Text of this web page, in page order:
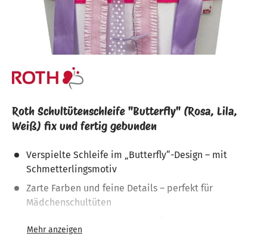
Roth Schultütenschleife "Butterfly" (Rosa, Lila,
Weiß) fix und fertig gebunden
Verspielte Schleife im „Butterfly“-Design – mit
Schmetterlingsmotiv
Zarte Farben und feine Details – perfekt für
Mädchenschultüten